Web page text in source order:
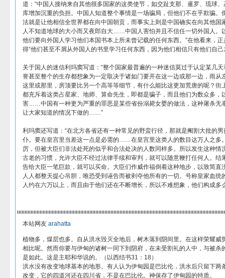
道：“中国人接纳来自其他很多国家的这类使节，如交趾支那、暹罗、琉球
库增加沉重的负担。中国人知道整个事情是一场骗局，但他们不在乎欺骗。
法就是让他相信全世界都在向中国朝贡，而事实上则是中国确实在向其他国
人不知道地球的大小而又夜郎自大……中国人害怕并且不信任一切外国人。
他们要向外国人学习他们本国书本上所未曾记载的任何东西。”在他看来，
得“他们甚至不屑从外国人的书里学习任何东西，因为他们相信只有他们自
关于国人的迷信利玛窦写道：“整个国家最普遍的一种迷信莫过于认定某几
誉甚至整个的生存都想象为一定取决于诸如门要开在这一边或那一边，雨从
这里或那里，房顶要比另一个高等等细节，有什么能比这更加荒唐的呢？街
都充斥着这类占星家、地师、算命先生，即都是骗子，而且他们为数众多，
害……中国有一种更为严重的罪恶是某些省份溺毙女婴的做法，这种屠杀无
让大家知道的情况下做的……”
利玛窦还写道：“在北方各省还有一种常见的野蛮行径，那就是阉割大批的
仆。要在皇宫里当差这一点是必需的……在皇宫里这类人的数目达万人之多
厉，但被大臣们非法处死的似乎和合法处决的人数同样多。所以发生这种情
古老的习惯，允许大臣不经过法律手续和审判，就可以随意鞭打任何人。结
告给大臣一笔巨款，就可以买命。大臣们作威作福倒着这种地步，以致简直
人人都整天提心吊胆，唯恐受到诬告而被剥夺他所有的一切。号称皇家血统
人约在六万以上，而且由于他们还在不断增长，所以不难想象，他们构成
本站网友 arahatta
植物多，煤层也多。自从洪水毁灭全地后，树木落到阴间里。在这样荣耀威
相比呢。然而你要与伊甸的诸树一同下到阴府，在未受割礼的人中，与被杀
是如此。这是主耶和华说的。（以西结书31：18）
洪水没有改变地球基本的地形。有人认为伊甸园是巴比伦，洪水后只留下两
改变，它的四道河还在四川省，不是在巴比伦。神保存了伊甸园的特质。